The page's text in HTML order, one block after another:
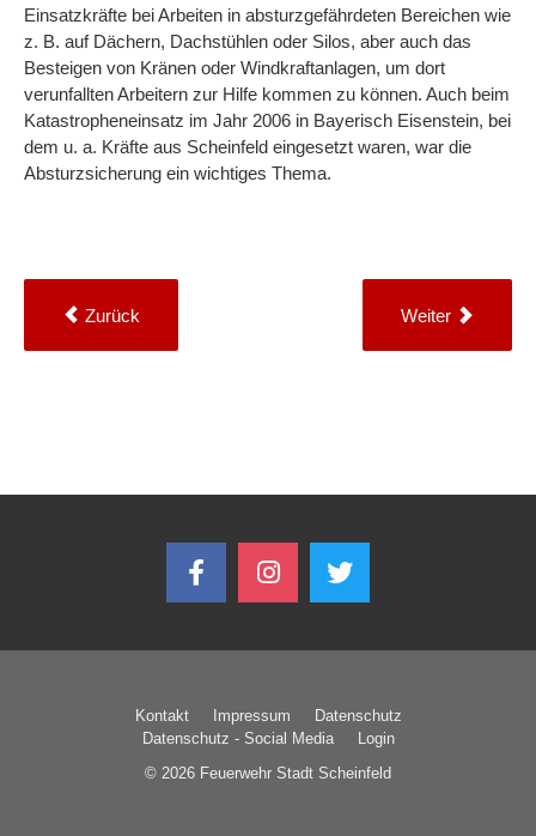
Einsatzkräfte bei Arbeiten in absturzgefährdeten Bereichen wie
z. B. auf Dächern, Dachstühlen oder Silos, aber auch das
Besteigen von Kränen oder Windkraftanlagen, um dort
verunfallten Arbeitern zur Hilfe kommen zu können. Auch beim
Katastropheneinsatz im Jahr 2006 in Bayerisch Eisenstein, bei
dem u. a. Kräfte aus Scheinfeld eingesetzt waren, war die
Absturzsicherung ein wichtiges Thema.
Zurück Weiter
Kontakt Impressum
Datenschutz
Datenschutz - Social Media
Login
© 2026 Feuerwehr Stadt Scheinfeld